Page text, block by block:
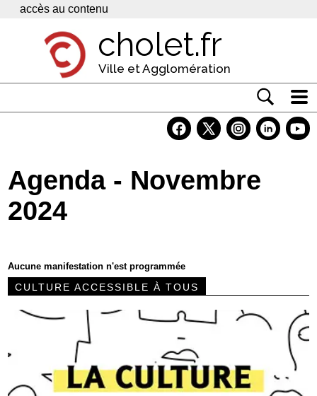
Panneau de gestion des cookies
accès au contenu
cholet.fr
Ville et Agglomération
Economie
Services
Agenda - Novembre
2024
Aucune manifestation n'est programmée
CULTURE ACCESSIBLE À TOUS